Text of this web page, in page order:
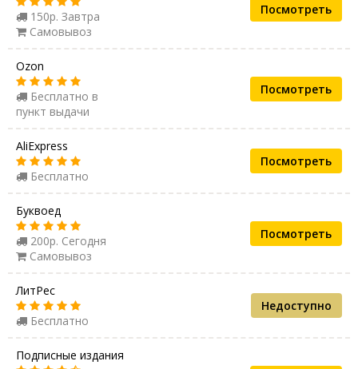
150р. Завтра
Самовывоз
Посмотреть
Ozon
Бесплатно в
пункт выдачи
Посмотреть
AliExpress
Бесплатно
Посмотреть
Буквоед
200р. Сегодня
Самовывоз
Посмотреть
ЛитРес
Бесплатно
Недоступно
Подписные издания